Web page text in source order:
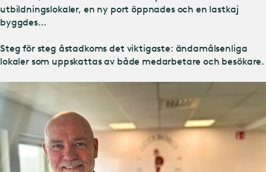
utbildningslokaler, en ny port öppnades och en lastkaj
byggdes…
Steg för steg åstadkoms det viktigaste: ändamålsenliga
lokaler som uppskattas av både medarbetare och besökare.